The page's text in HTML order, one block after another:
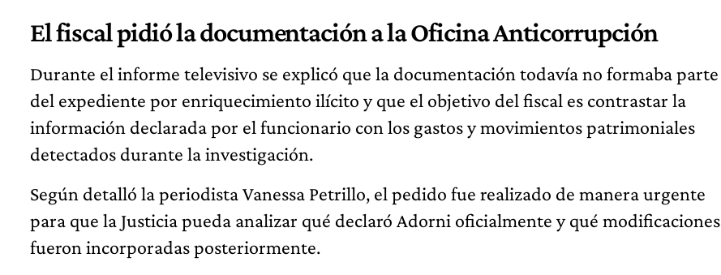
El fiscal pidió la documentación a la Oficina Anticorrupción
Durante el informe televisivo se explicó que la documentación todavía no formaba parte
del expediente por enriquecimiento ilícito y que el objetivo del fiscal es contrastar la
información declarada por el funcionario con los gastos y movimientos patrimoniales
detectados durante la investigación.
Según detalló la periodista Vanessa Petrillo, el pedido fue realizado de manera urgente
para que la Justicia pueda analizar qué declaró Adorni oficialmente y qué modificaciones
fueron incorporadas posteriormente.